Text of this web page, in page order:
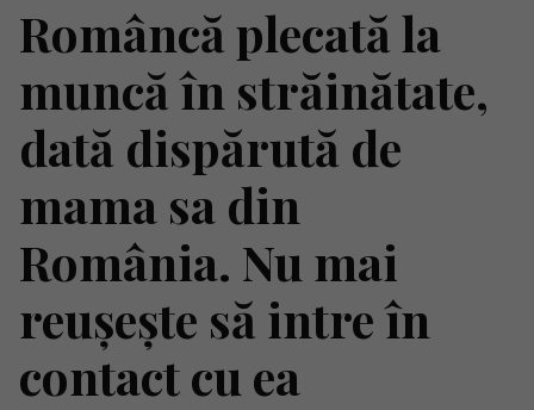
Româncă plecată la
muncă în străinătate,
dată dispărută de
mama sa din
România. Nu mai
reușește să intre în
contact cu ea